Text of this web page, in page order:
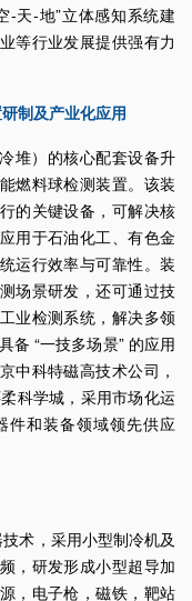
-天-地”立体感知系统建
等行业发展提供强有力
制及产业化应用
堆）的核心配套设备升
燃料球检测装置。该装
的关键设备，可解决核
用于石油化工、有色金
运行效率与可靠性。装
场景研发，还可通过技
业检测系统，解决多领
备 “一技多场景” 的应用
中科特磁高技术公司，
科学城，采用市场化运
件和装备领域领先供应
术，采用小型制冷机及
，研发形成小型超导加
，电子枪，磁铁，靶站